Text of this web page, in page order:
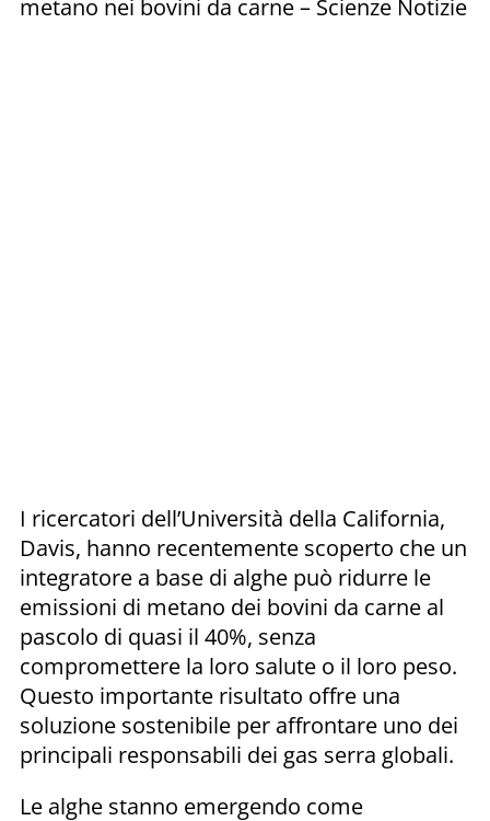
metano nei bovini da carne – Scienze Notizie
I ricercatori dell’Università della California,
Davis, hanno recentemente scoperto che un
integratore a base di alghe può ridurre le
emissioni di metano dei bovini da carne al
pascolo di quasi il 40%, senza
compromettere la loro salute o il loro peso.
Questo importante risultato offre una
soluzione sostenibile per affrontare uno dei
principali responsabili dei gas serra globali.
Le alghe stanno emergendo come